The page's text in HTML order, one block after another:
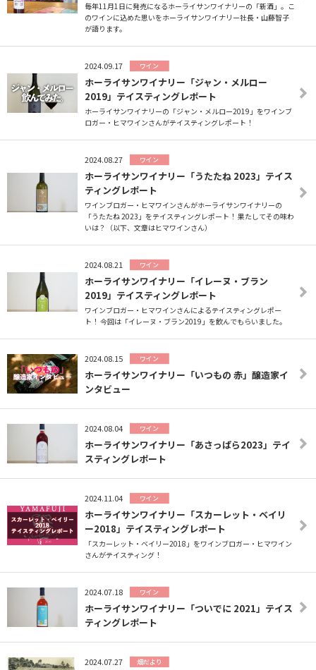
毎年11月1日に発売になるホーライサンワイナリーの「新酒」。こ
のワインに込めた思いをホーライサンワイナリー社長・山藤智子
が語ります。
2024.09.17 ワイン
ホーライサンワイナリー「ジャン・メルロー
2019」テイスティングレポート
ホーライサンワイナリーの「ジャン・メルロー2019」をワインブ
ロガー・ヒマワインさんがテイスティングレポート！
2024.08.27 ワイン
ホーライサンワイナリー「うたたね 2023」テイス
ティングレポート
ワインブロガー・ヒマワインさんがホーライサンワイナリーの
「うたたね 2023」をテイスティングレポート！ 果たしてその味わ
いは？（以下、文章はヒマワインさん）
2024.08.21 ワイン
ホーライサンワイナリー「イレーヌ・ブラン
2019」テイスティングレポート
ワインブロガー・ヒマワインさんによるテイスティングレポー
ト！ 今回は「イレーヌ・ブラン2019」を飲んでもらいました。
2024.08.15 ワイン
ホーライサンワイナリー「いつもの 赤」醸造家イ
ンタビュー
2024.08.04 ワイン
ホーライサンワイナリー「あさっぱら2023」テイ
スティングレポート
2024.11.04 ワイン
ホーライサンワイナリー「スカーレット・ベイリ
ー2018」テイスティングレポート
「スカーレット・ベイリー2018」をワインブロガー・ヒマワイン
さんがテイスティング！
2024.07.18 ワイン
ホーライサンワイナリー「ついでに 2021」テイス
ティングレポート
2024.07.27 畑だより